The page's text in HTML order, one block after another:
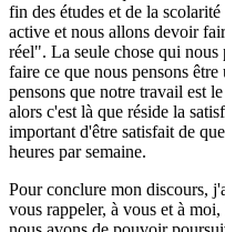
fin des études et de la
active et nous allons devoir
réel". La seule chose qui nous
faire ce que nous pensons
pensons que notre travail est
alors c'est là que réside la
important d'être satisfait de
heures par semaine.
Pour conclure mon discours,
vous rappeler, à vous et à